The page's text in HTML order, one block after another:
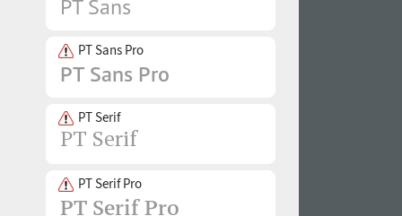
PT Sans Pro
PT Serif
PT Serif Pro